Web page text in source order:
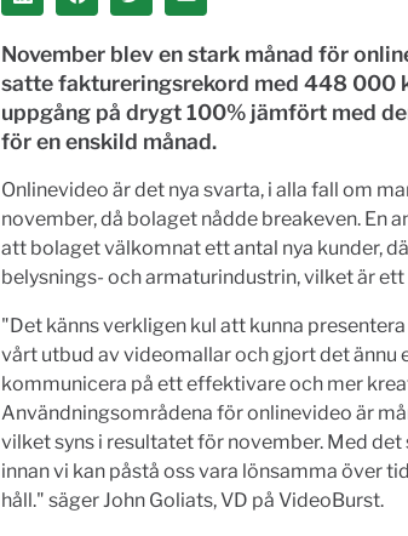
November blev en stark månad för
satte faktureringsrekord med 448 000
uppgång på drygt 100% jämfört med
för en enskild månad.
Onlinevideo är det nya svarta, i alla fall om
november, då bolaget nådde breakeven. En
att bolaget välkomnat ett antal nya kunder,
belysnings- och armaturindustrin, vilket är
"Det känns verkligen kul att kunna
vårt utbud av videomallar och gjort det ännu
kommunicera på ett effektivare och mer
Användningsområdena för onlinevideo är
vilket syns i resultatet för november. Med det
innan vi kan påstå oss vara lönsamma över
håll." säger John Goliats, VD på VideoBurst.